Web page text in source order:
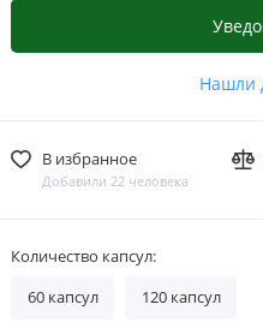
Нашли
В избранное
Добавили 22 человека
Количество капсул:
60 капсул 120 капсул